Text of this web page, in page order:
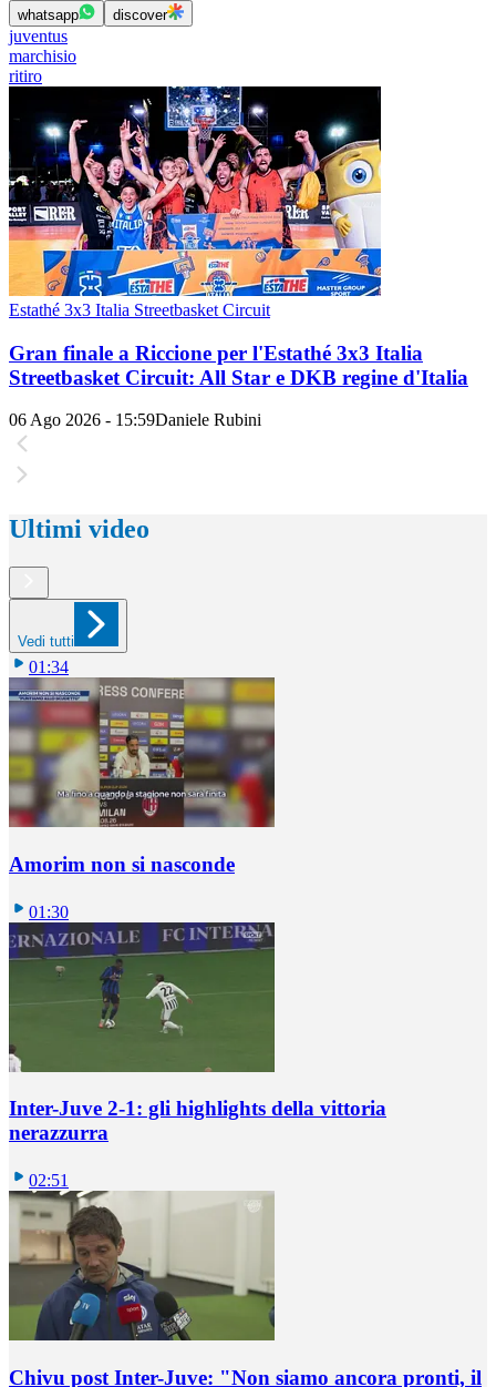
whatsapp discover
juventus
marchisio
ritiro
Estathé 3x3 Italia Streetbasket Circuit
Gran finale a Riccione per l'Estathé 3x3 Italia
Streetbasket Circuit: All Star e DKB regine d'Italia
06 Ago 2026 - 15:59Daniele Rubini
Ultimi video
Vedi tutti
01:34
Amorim non si nasconde
01:30
Inter-Juve 2-1: gli highlights della vittoria
nerazzurra
02:51
Chivu post Inter-Juve: "Non siamo ancora pronti, il